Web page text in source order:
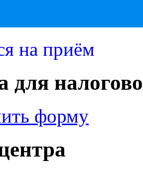
на приём
для
форму